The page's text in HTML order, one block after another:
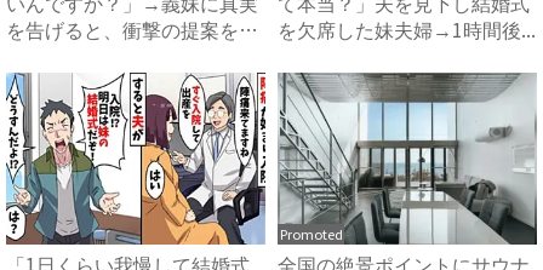
を告げると、衝撃の提案をさ
を欠席した妹夫婦→1時間後...
Promoted